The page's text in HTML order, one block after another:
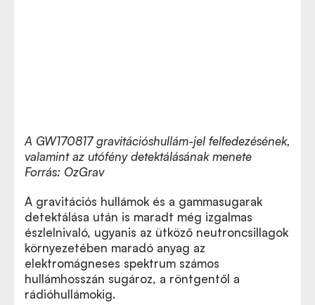
A GW170817 gravitációshullám-jel felfedezésének,
valamint az utófény detektálásának menete
Forrás: OzGrav
A gravitációs hullámok és a gammasugarak
detektálása után is maradt még izgalmas
észlelnivaló, ugyanis az ütköző neutroncsillagok
környezetében maradó anyag az
elektromágneses spektrum számos
hullámhosszán sugároz, a röntgentől a
rádióhullámokig.